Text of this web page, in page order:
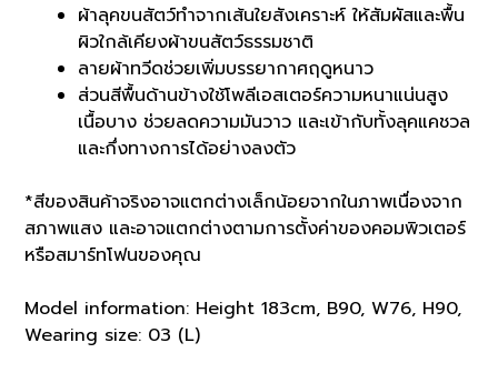
ผ้าลุคขนสัตว์ทำจากเส้นใยสังเคราะห์ ให้สัมผัสและพื้น
ผิวใกล้เคียงผ้าขนสัตว์ธรรมชาติ
ลายผ้าทวีดช่วยเพิ่มบรรยากาศฤดูหนาว
ส่วนสีพื้นด้านข้างใช้โพลีเอสเตอร์ความหนาแน่นสูง
เนื้อบาง ช่วยลดความมันวาว และเข้ากับทั้งลุคแคชวล
และกึ่งทางการได้อย่างลงตัว
*สีของสินค้าจริงอาจแตกต่างเล็กน้อยจากในภาพเนื่องจาก
สภาพแสง และอาจแตกต่างตามการตั้งค่าของคอมพิวเตอร์
หรือสมาร์ทโฟนของคุณ
Model information: Height 183cm, B90, W76, H90,
Wearing size: 03 (L)